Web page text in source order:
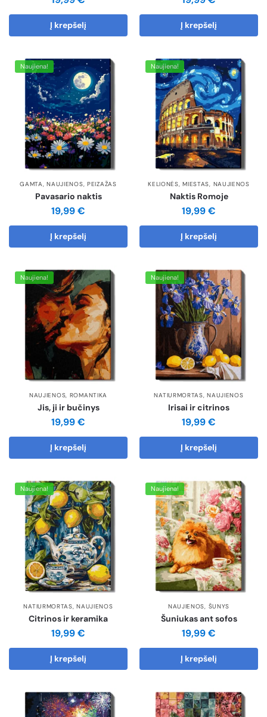
Į krepšelį Į krepšelį
Naujiena!
GAMTA,NAUJIENOS, PEIZAŽAS
Pavasario naktis
19,99€
Į krepšelį
Naujiena!
KELIONĖS,MIESTAS, NAUJIENOS
Naktis Romoje
19,99€
Į krepšelį
Naujiena!
NAUJIENOS, ROMANTIKA
Jis, ji ir bučinys
19,99€
Į krepšelį
Naujiena!
NATIURMORTAS,NAUJIENOS
Irisai ir citrinos
19,99€
Į krepšelį
Naujiena!
NATIURMORTAS,NAUJIENOS
Citrinos ir keramika
19,99€
Į krepšelį
Naujiena!
NAUJIENOS, ŠUNYS
Šuniukas ant sofos
19,99€
Į krepšelį